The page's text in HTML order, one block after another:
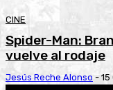
CINE
Spider-Man:
vuelve al rodaje
Jesús Reche Alonso -